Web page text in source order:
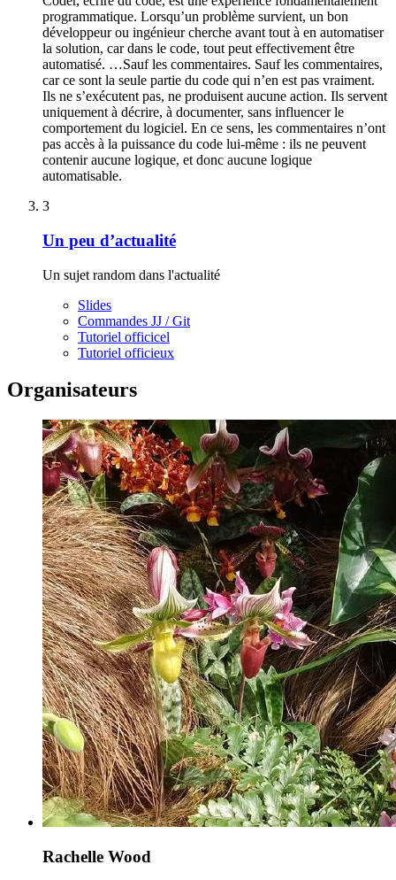
programmatique. Lorsqu’un problème survient, un bon
développeur ou ingénieur cherche avant tout à en automatiser
la solution, car dans le code, tout peut effectivement être
automatisé. …Sauf les commentaires. Sauf les commentaires,
car ce sont la seule partie du code qui n’en est pas vraiment.
Ils ne s’exécutent pas, ne produisent aucune action. Ils servent
uniquement à décrire, à documenter, sans influencer le
comportement du logiciel. En ce sens, les commentaires n’ont
pas accès à la puissance du code lui-même : ils ne peuvent
contenir aucune logique, et donc aucune logique
automatisable.
3
Un peu d’actualité
Un sujet random dans l'actualité
Slides
Commandes JJ / Git
Tutoriel officicel
Tutoriel officieux
Organisateurs
Rachelle Wood